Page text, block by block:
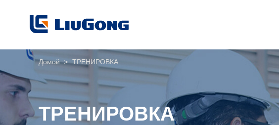
Домой > ТРЕНИРОВКА
ТРЕНИРОВКА